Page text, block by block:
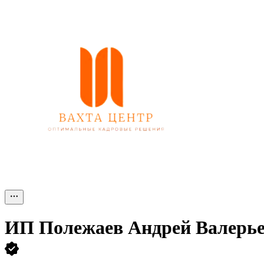
ИП Полежаев Андрей